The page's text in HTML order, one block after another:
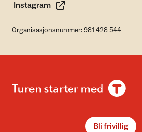
Instagram
Organisasjonsnummer: 981 428 544
Bli frivillig